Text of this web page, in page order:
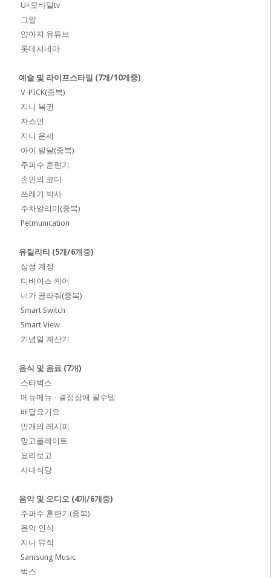
U+모바일tv
그알
양아지 유튜브
롯데시네마
예술 및 라이프스타일 (7개/10개중)
V-PICK(중복)
지니 복권
자스민
지니 운세
아이 발달(중복)
주파수 훈련기
손안의 코디
쓰레기 박사
주차알리미(중복)
Petmunication
유틸리티 (5개/6개중)
삼성 계정
디바이스 케어
너가 골라줘(중복)
Smart Switch
Smart View
기념일 계산기
음식 및 음료 (7개)
스타벅스
메뉴메뉴 - 결정장애 필수템
배달요기요
만개의 레시피
망고플레이트
요리보고
사내식당
음악 및 오디오 (4개/6개중)
주파수 훈련기(중복)
음악 인식
지니 뮤직
Samsung Music
벅스